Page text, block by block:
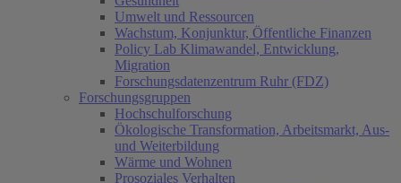
Umwelt und Ressourcen
Wachstum, Konjunktur, Öffentliche Finanzen
Policy Lab Klimawandel, Entwicklung,
Migration
Forschungsdatenzentrum Ruhr (FDZ)
Forschungsgruppen
Hochschulforschung
Ökologische Transformation, Arbeitsmarkt, Aus-
und Weiterbildung
Wärme und Wohnen
Prosoziales Verhalten